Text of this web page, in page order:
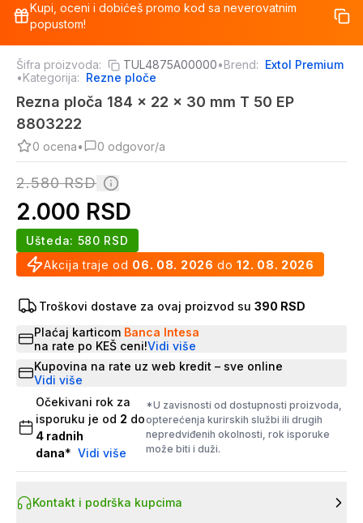
%
Kupi, oceni i dobićeš promo kod sa neverovatnim
popustom!
Šifra proizvoda: TUL4875A00000•Brend: Extol Premium
•Kategorija: Rezne ploče
Rezna ploča 184 x 22 x 30 mm T 50 EP
8803222
0 ocena• 0 odgovor/a
2.580RSD
2.000 RSD
Akcija traje od 06. 08. 2026 do 12. 08. 2026
Ušteda: 580 RSD
Troškovi dostave za ovaj proizvod su 390 RSD
Plaćaj karticom Banca Intesa
na rate po KEŠ ceni!Vidi više
Kupovina na rate uz web kredit – sve online
Vidi više
Očekivani rok za
isporuku je od 2 do
4 radnih
dana* Vidi više
*U zavisnosti od dostupnosti proizvoda,
opterećenja kurirskih službi ili drugih
nepredviđenih okolnosti, rok isporuke
može biti i duži.
Kontakt i podrška kupcima